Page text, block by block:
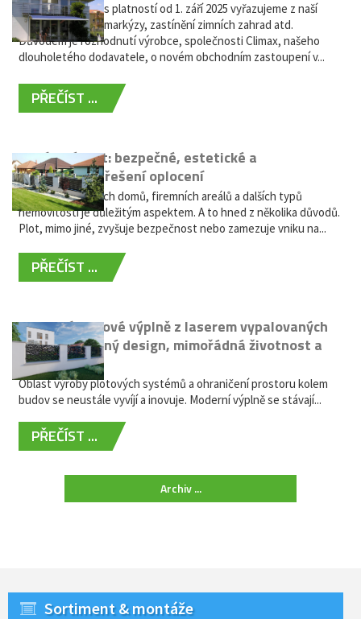
Vážení zákazníci, s platností od 1. září 2025 vyřazujeme z naší
nabídky výsuvné markýzy, zastínění zimních zahrad atd.
Důvodem je rozhodnutí výrobce, společnosti Climax, našeho
dlouholetého dodavatele, o novém obchodním zastoupení v...
PŘEČÍST ...
Hliníkový plot: bezpečné, estetické a
bezúdržbové řešení oplocení
Oplocení rodinných domů, firemních areálů a dalších typů
nemovitostí je důležitým aspektem. A to hned z několika důvodů.
Plot, mimo jiné, zvyšuje bezpečnost nebo zamezuje vniku na...
PŘEČÍST ...
Moderní plotové výplně z laserem vypalovaných
kovů: výjimečný design, mimořádná životnost a
žádná údržba
Oblast výroby plotových systémů a ohraničení prostoru kolem
budov se neustále vyvíjí a inovuje. Moderní výplně se stávají...
PŘEČÍST ...
Archiv ...
Sortiment & montáže